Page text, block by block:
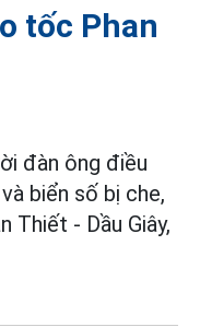
tốc Phan
đàn ông điều
biển số bị che,
Thiết - Dầu Giây,